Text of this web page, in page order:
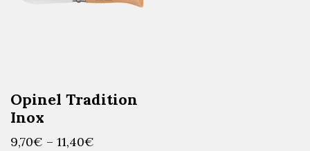
Opinel Tradition
Inox
9,70€ – 11,40€